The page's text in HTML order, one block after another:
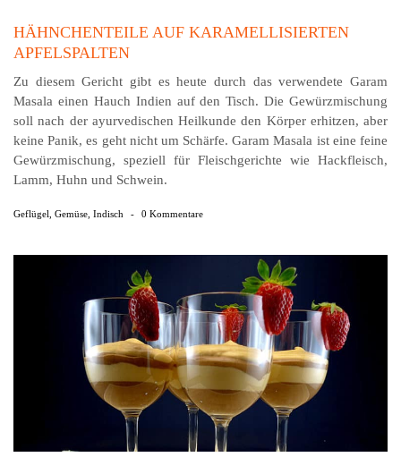
HÄHNCHENTEILE AUF KARAMELLISIERTEN
APFELSPALTEN
Zu diesem Gericht gibt es heute durch das ver­wen­dete Garam
Masala einen Hauch Indien auf den Tisch. Die Gewürzmischung
soll nach der ayurvedischen Heilkunde den Körper erhitzen, aber
keine Panik, es geht nicht um Schärfe. Garam Masala ist eine feine
Gewürzmischung, speziell für Fleischgerichte wie Hackfleisch,
Lamm, Huhn und Schwein.
Geflügel Gemüse Indisch - 0 Kommentare